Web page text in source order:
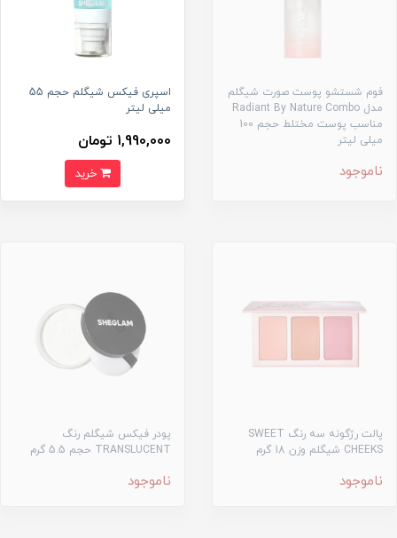
فوم شستشو پوست صورت شیگلم
مدل Radiant By Nature Combo
مناسب پوست مختلط حجم 100
میلی لیتر
ناموجود
اسپری فیکس شیگلم حجم 55
میلی لیتر
1,990,000 تومان
خرید
پالت رژگونه سه رنگ SWEET
CHEEKS شیگلم وزن 18 گرم
ناموجود
پودر فیکس شیگلم رنگ
TRANSLUCENT حجم 5.5 گرم
ناموجود